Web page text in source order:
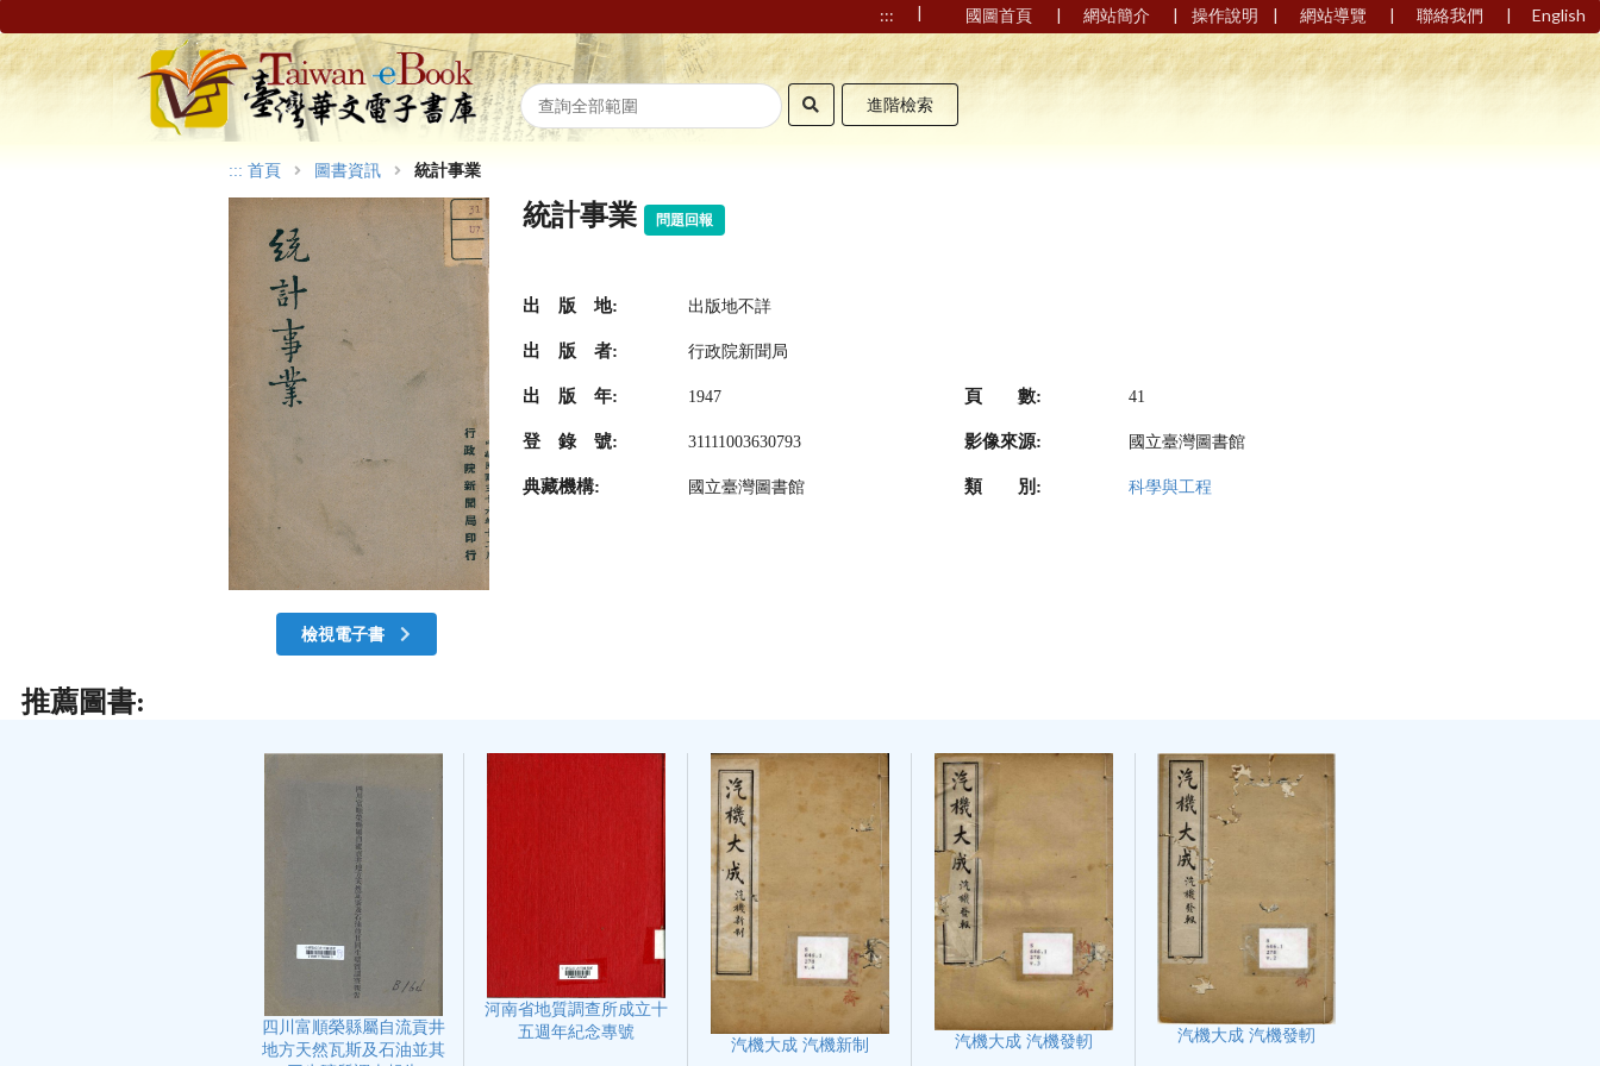
::: | 國圖首頁 | 網站簡介 | 操作說明 | 網站導覽 | 聯絡我們 | English
進階檢索
::: 首頁 圖書資訊 統計事業
檢視電子書
統計事業 問題回報
出 版 地: 出版地不詳
出 版 者: 行政院新聞局
出 版 年: 1947 頁 數: 41
登 錄 號: 31111003630793 影像來源: 國立臺灣圖書館
典藏機構: 國立臺灣圖書館 類 別: 科學與工程
推薦圖書:
四川富順榮縣屬自流貢井
地方天然瓦斯及石油並其
河南省地質調查所成立十
五週年紀念專號
汽機大成 汽機新制 汽機大成 汽機發軔 汽機大成 汽機發軔